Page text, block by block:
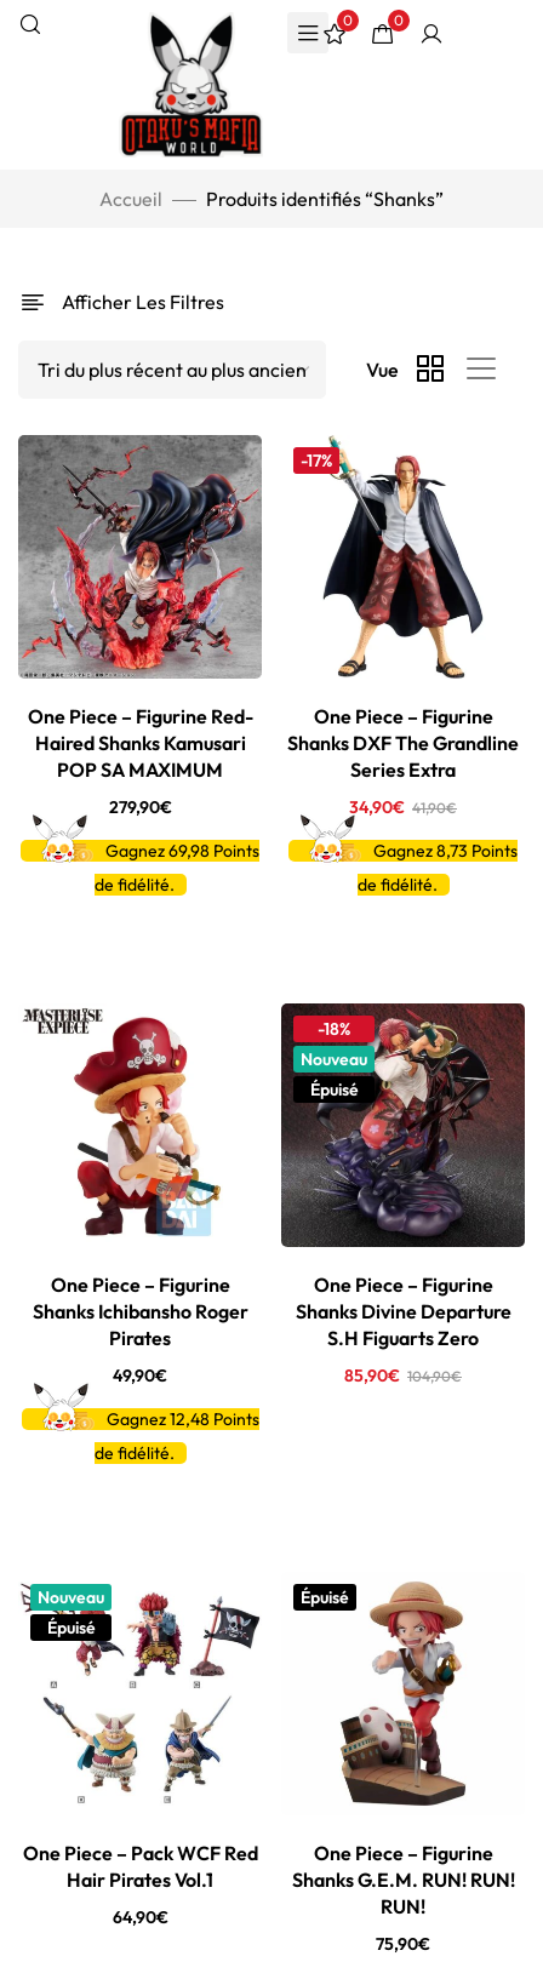
0 0
Accueil Produits identifiés “Shanks”
Afficher Les Filtres
Vue
One Piece – Figurine Red-
Haired Shanks Kamusari
POP SA MAXIMUM
279,90€
Gagnez 69,98 Points
de fidélité.
-17%
One Piece – Figurine
Shanks DXF The Grandline
Series Extra
34,90€ 41,90€
Gagnez 8,73 Points
de fidélité.
One Piece – Figurine
Shanks Ichibansho Roger
Pirates
49,90€
Gagnez 12,48 Points
de fidélité.
-18%
Nouveau
Épuisé
One Piece – Figurine
Shanks Divine Departure
S.H Figuarts Zero
85,90€ 104,90€
Nouveau
Épuisé
One Piece – Pack WCF Red
Hair Pirates Vol.1
64,90€
Épuisé
One Piece – Figurine
Shanks G.E.M. RUN! RUN!
RUN!
75,90€